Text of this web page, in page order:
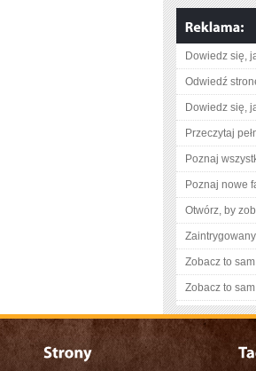
Dowiedz się,
Odwiedź
Dowiedz się,
Przeczytaj
Poznaj
Poznaj nowe
Otwórz, by
Zobacz to sam
Zobacz to sam